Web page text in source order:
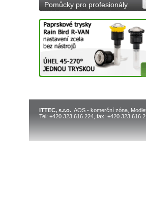
Pomůcky pro profesionály
ITTEC, s.r.o. , AOS - komerční zóna,
Tel: +420 323 616 224, fax: +420 323 616